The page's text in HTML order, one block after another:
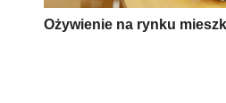
Ożywienie na rynku